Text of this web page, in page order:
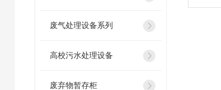
废气处理设备系列
高校污水处理设备
废弃物暂存柜